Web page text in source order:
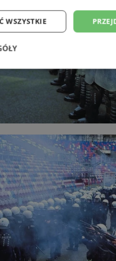
WSZYSTKIE
Wydajność
Niesklasyfikowane
Targetowanie
korzystanie z podstawowych
i zarządzanie kontem. Bez
ze strony internetowej.
Okres
zabrze.com.pl 1 rok